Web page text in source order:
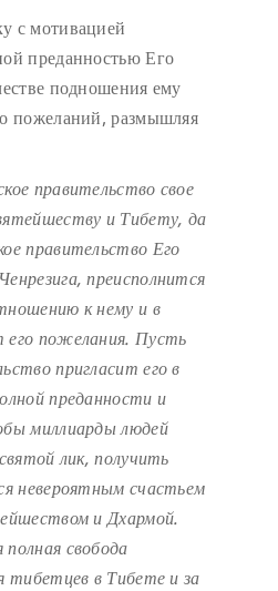
с мотивацией
преданностью Его
подношения ему
пожеланий, размышляя
правительство свое
и Тибету, да
правительство Его
преисполнится
к нему и в
пожелания. Пусть
пригласит его в
преданности и
миллиарды людей
лик, получить
невероятным счастьем
и Дхармой.
свобода
тибетцев в Тибете и за